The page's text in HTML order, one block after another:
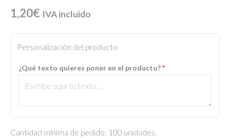
1,20€ IVA incluido
Personalización del producto
¿Qué texto quieres poner en el producto?*
Cantidad mínima de pedido: 100 unidades.
Calendario
vertical
pared
"Regreso
del
Hijo
Pródigo"